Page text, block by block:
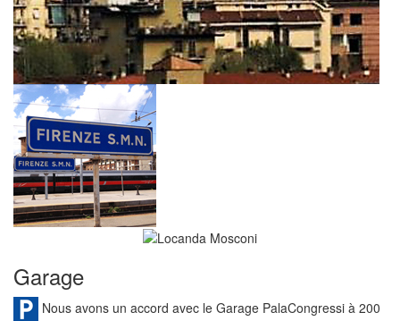
Garage
Nous avons un accord avec le Garage PalaCongressi à 200